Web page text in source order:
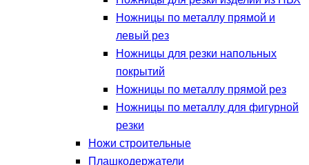
Ножницы по металлу прямой и
левый рез
Ножницы для резки напольных
покрытий
Ножницы по металлу прямой рез
Ножницы по металлу для фигурной
резки
Ножи строительные